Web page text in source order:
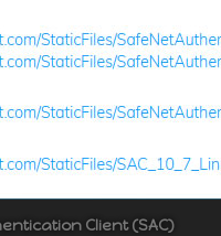
Client (SAC)